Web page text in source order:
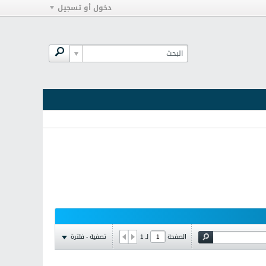
دخول أو تسجيل
الصفحة لـ1 تصفية - فلترة